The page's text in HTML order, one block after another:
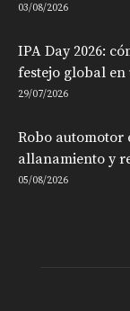
03/08/2026
IPA Day 2026:
festejo global
29/07/2026
Robo automotor
allanamiento y
05/08/2026